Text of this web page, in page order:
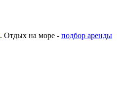
. Отдых на море - подбор аренды